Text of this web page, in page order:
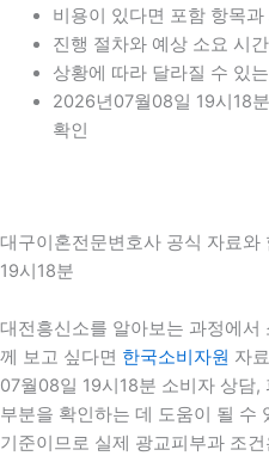
비용이 있다면 포함 항목
진행 절차와 예상 소요 시
상황에 따라 달라질 수 있
2026년07월08일 19시18
확인
대구이혼전문변호사 공식 자료
19시18분
대전흥신소를 알아보는 과정에
께 보고 싶다면 한국소비자원 자
07월08일 19시18분 소비자 상담
부분을 확인하는 데 도움이 될 수
기준이므로 실제 광교피부과 조